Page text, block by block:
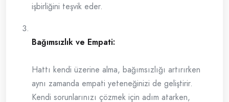
işbirliğini teşvik eder.
Bağımsızlık ve Empati:
Hattı kendi üzerine alma, bağımsızlığı artırırken
aynı zamanda empati yeteneğinizi de geliştirir.
Kendi sorunlarınızı çözmek için adım atarken,